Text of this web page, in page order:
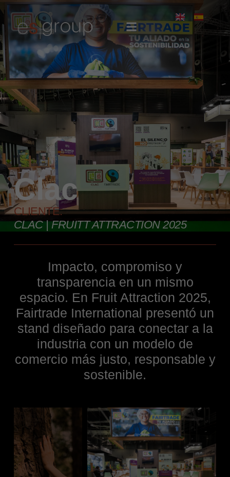
Clac
CLIENTE:
CLAC | FRUITT ATTRACTION 2025
Impacto, compromiso y
transparencia en un mismo
espacio. En Fruit Attraction 2025,
Fairtrade International presentó un
stand diseñado para conectar a la
industria con un modelo de
comercio más justo, responsable y
sostenible.